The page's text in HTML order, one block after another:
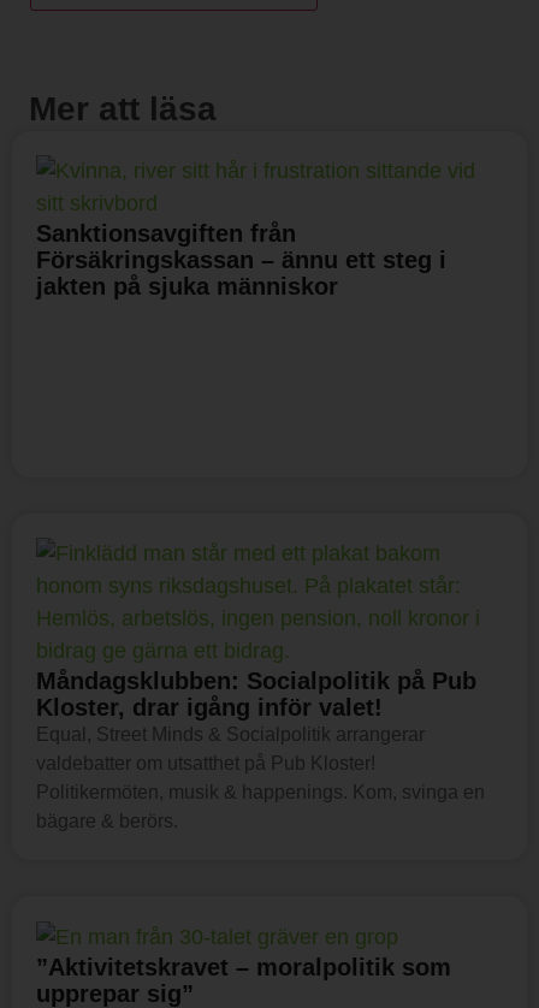
Mer att läsa
Sanktionsavgiften från
Försäkringskassan – ännu ett steg i
jakten på sjuka människor
Måndagsklubben: Socialpolitik på Pub
Kloster, drar igång inför valet!
Equal, Street Minds & Socialpolitik arrangerar
valdebatter om utsatthet på Pub Kloster!
Politikermöten, musik & happenings. Kom, svinga en
bägare & berörs.
”Aktivitetskravet – moralpolitik som
upprepar sig”